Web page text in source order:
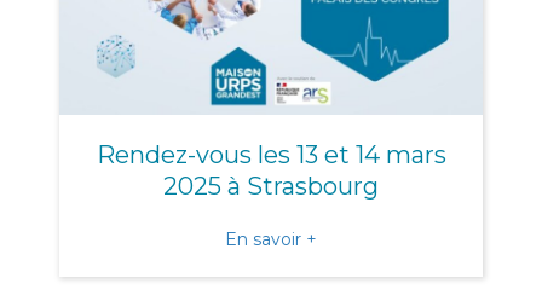
Rendez-vous les 13 et 14 mars
2025 à Strasbourg
En savoir +